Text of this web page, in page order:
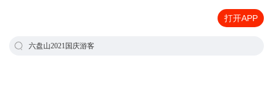
打开APP
六盘山2021国庆游客